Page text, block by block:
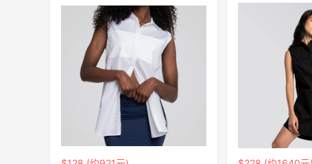
Matte Collection
最高3%返利
510人获得返利
XHS姐妹太会省了！！iHerb这波操作直